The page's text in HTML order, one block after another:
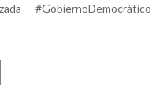
#GobiernoDemocrático